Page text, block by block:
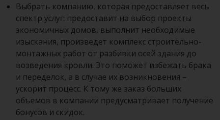
Выбрать компанию, которая предоставляет весь
спектр услуг: предоставит на выбор проекты
экономичных домов, выполнит необходимые
изыскания, произведет комплекс строительно-
монтажных работ от разбивки осей здания до
возведения кровли. Это поможет избежать брака
и переделок, а в случае их возникновения –
ускорит процесс. К тому же заказ больших
объемов в компании предусматривает получение
бонусов и скидок.